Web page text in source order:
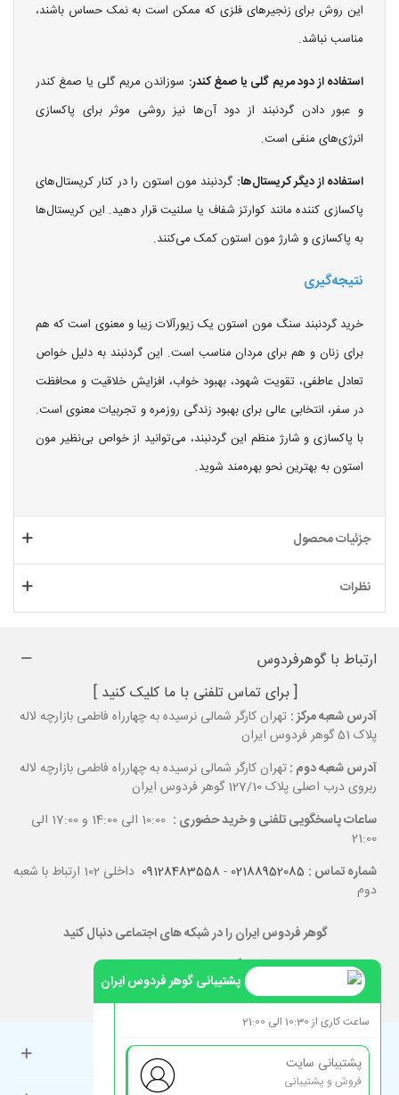
این روش برای زنجیرهای فلزی که ممکن است به نمک حساس باشند،
مناسب نباشد.
استفاده از دود مریم گلی یا صمغ کندر: سوزاندن مریم گلی یا صمغ کندر
و عبور دادن گردنبند از دود آن‌ها نیز روشی موثر برای پاکسازی
انرژی‌های منفی است.
استفاده از دیگر کریستال‌ها: گردنبند مون استون را در کنار کریستال‌های
پاکسازی کننده مانند کوارتز شفاف یا سلنیت قرار دهید. این کریستال‌ها
به پاکسازی و شارژ مون استون کمک می‌کنند.
نتیجه‌گیری
خرید گردنبند سنگ مون استون یک زیورآلات زیبا و معنوی است که هم
برای زنان و هم برای مردان مناسب است. این گردنبند به دلیل خواص
تعادل عاطفی، تقویت شهود، بهبود خواب، افزایش خلاقیت و محافظت
در سفر، انتخابی عالی برای بهبود زندگی روزمره و تجربیات معنوی است.
با پاکسازی و شارژ منظم این گردنبند، می‌توانید از خواص بی‌نظیر مون
استون به بهترین نحو بهره‌مند شوید.
جزئیات محصول
نظرات
ارتباط با گوهرفردوس
[ برای تماس تلفنی با ما کلیک کنید ]
آدرس شعبه مرکز : تهران کارگر شمالی نرسیده به چهارراه فاطمی بازارچه لاله
پلاک 51 گوهر فردوس ایران
آدرس شعبه دوم :تهران کارگر شمالی نرسیده به چهارراه فاطمی بازارچه لاله
ربروی درب اصلی پلاک 127/10 گوهر فردوس ایران
ساعات پاسخگویی تلفنی و خرید حضوری :
10:00 الی 14:00 و 17:00 الی
21:00
شماره تماس : 02188952085
-
09128483558
داخلی 102 ارتباط با شعبه
دوم
گوهر فردوس ایران را در شبکه های اجتماعی دنبال کنید
حساب کاربری
پشتیبانی گوهر فردوس ایران
ساعت کاری از 10:30 الی 21:00
پشتیبانی سایت
فروش و پشتیبانی